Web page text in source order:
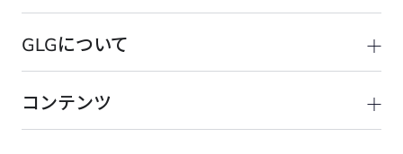
GLGについて
コンテンツ